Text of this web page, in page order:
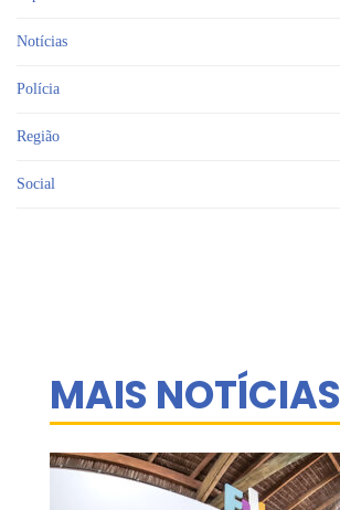
Notícias
Polícia
Região
Social
MAIS NOTÍCIAS